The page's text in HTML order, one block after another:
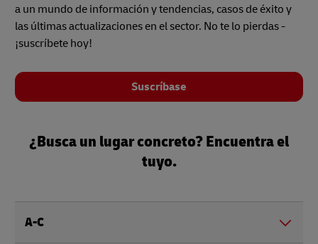
a un mundo de información y tendencias, casos de éxito y
las últimas actualizaciones en el sector. No te lo pierdas -
¡suscríbete hoy!
Suscríbase
¿Busca un lugar concreto? Encuentra el
tuyo.
A-C